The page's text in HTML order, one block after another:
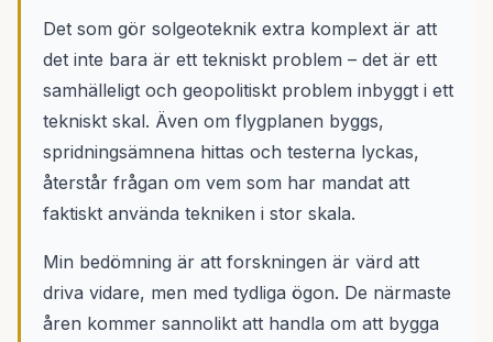
Det som gör solgeoteknik extra komplext är att
det inte bara är ett tekniskt problem – det är ett
samhälleligt och geopolitiskt problem inbyggt i ett
tekniskt skal. Även om flygplanen byggs,
spridningsämnena hittas och testerna lyckas,
återstår frågan om vem som har mandat att
faktiskt använda tekniken i stor skala.
Min bedömning är att forskningen är värd att
driva vidare, men med tydliga ögon. De närmaste
åren kommer sannolikt att handla om att bygga